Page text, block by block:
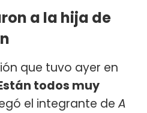
a la hija de
que tuvo ayer en
todos muy
el integrante deA